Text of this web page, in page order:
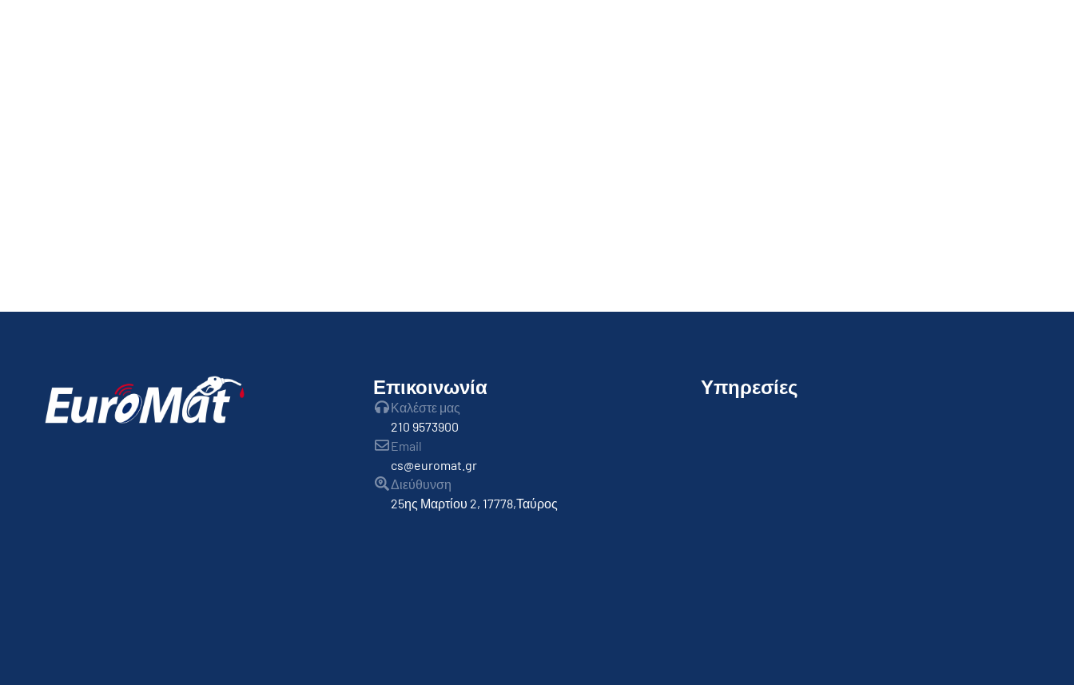
Επικοινωνία
Καλέστε μας
210 9573900
Email
cs@euromat.gr
Διεύθυνση
25ης Μαρτίου 2, 17778,Ταύρος
Υπηρεσίες